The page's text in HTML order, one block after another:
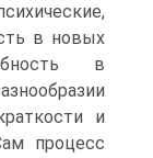
в новых
в
и
процесс